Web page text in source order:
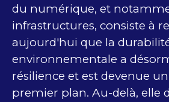
du numérique, et
infrastructures, consiste à
aujourd'hui que la
environnementale a
résilience et est devenue
premier plan. Au-delà, elle